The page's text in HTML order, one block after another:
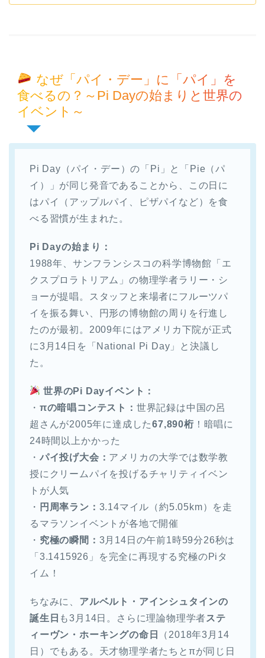
なぜ「パイ・デー」に「パイ」を
食べるの？～Pi Dayの始まりと世界の
イベント～
Pi Day（パイ・デー）の「Pi」と「Pie（パ
イ）」が同じ発音であることから、この日に
はパイ（アップルパイ、ピザパイなど）を食
べる習慣が生まれた。
Pi Dayの始まり：
1988年、サンフランシスコの科学博物館「エ
クスプロラトリアム」の物理学者ラリー・シ
ョーが提唱。スタッフと来場者にフルーツパ
イを振る舞い、円形の博物館の周りを行進し
たのが最初。2009年にはアメリカ下院が正式
に3月14日を「National Pi Day」と決議し
た。
世界のPi Dayイベント：
・ πの暗唱コンテスト： 世界記録は中国の呂
超さんが2005年に達成した67,890桁 ！暗唱に
24時間以上かかった
・ パイ投げ大会： アメリカの大学では数学教
授にクリームパイを投げるチャリティイベン
トが人気
・ 円周率ラン： 3.14マイル（約5.05km）を走
るマラソンイベントが各地で開催
・ 究極の瞬間： 3月14日の午前1時59分26秒は
「3.1415926」を完全に再現する究極のPiタ
イム！
ちなみに、 アルベルト・アインシュタインの
誕生日 も3月14日。さらに理論物理学者ステ
ィーヴン・ホーキングの命日
（2018年3月14
日）でもある。天才物理学者たちとπが同じ日